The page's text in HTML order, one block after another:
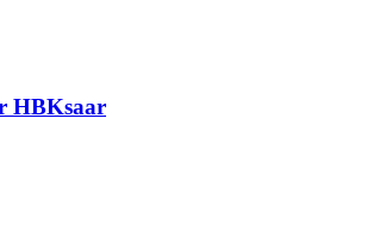
HBKsaar